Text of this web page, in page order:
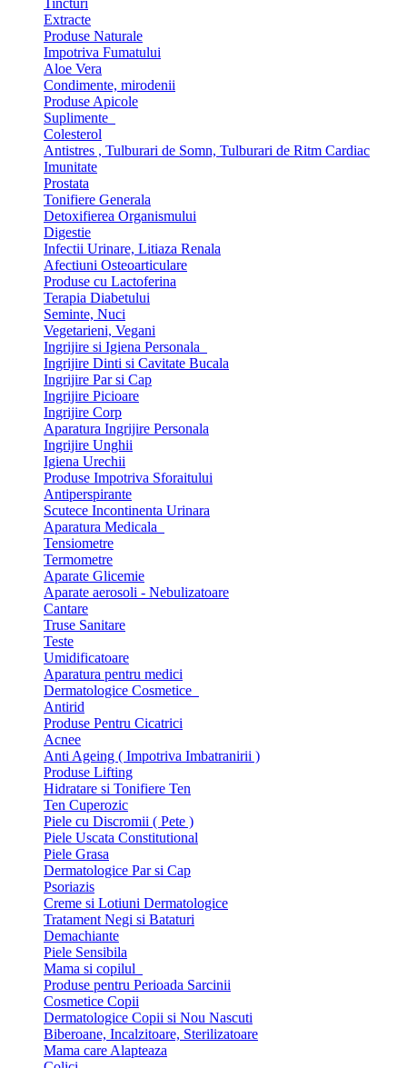
Tincturi
Extracte
Produse Naturale
Impotriva Fumatului
Aloe Vera
Condimente, mirodenii
Produse Apicole
Suplimente
Colesterol
Antistres , Tulburari de Somn, Tulburari de Ritm Cardiac
Imunitate
Prostata
Tonifiere Generala
Detoxifierea Organismului
Digestie
Infectii Urinare, Litiaza Renala
Afectiuni Osteoarticulare
Produse cu Lactoferina
Terapia Diabetului
Seminte, Nuci
Vegetarieni, Vegani
Ingrijire si Igiena Personala
Ingrijire Dinti si Cavitate Bucala
Ingrijire Par si Cap
Ingrijire Picioare
Ingrijire Corp
Aparatura Ingrijire Personala
Ingrijire Unghii
Igiena Urechii
Produse Impotriva Sforaitului
Antiperspirante
Scutece Incontinenta Urinara
Aparatura Medicala
Tensiometre
Termometre
Aparate Glicemie
Aparate aerosoli - Nebulizatoare
Cantare
Truse Sanitare
Teste
Umidificatoare
Aparatura pentru medici
Dermatologice Cosmetice
Antirid
Produse Pentru Cicatrici
Acnee
Anti Ageing ( Impotriva Imbatranirii )
Produse Lifting
Hidratare si Tonifiere Ten
Ten Cuperozic
Piele cu Discromii ( Pete )
Piele Uscata Constitutional
Piele Grasa
Dermatologice Par si Cap
Psoriazis
Creme si Lotiuni Dermatologice
Tratament Negi si Bataturi
Demachiante
Piele Sensibila
Mama si copilul
Produse pentru Perioada Sarcinii
Cosmetice Copii
Dermatologice Copii si Nou Nascuti
Biberoane, Incalzitoare, Sterilizatoare
Mama care Alapteaza